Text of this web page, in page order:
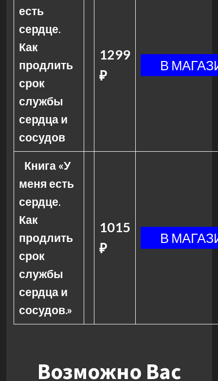
есть
сердце.
Как
продлить
срок
службы
сердца и
сосудов
1299
₽
Книга «У
меня есть
сердце.
Как
продлить
срок
службы
сердца и
сосудов.»
1015
₽
Возможно Вас